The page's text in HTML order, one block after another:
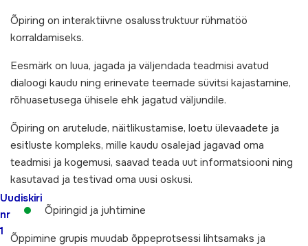
Uudiskiri
nr
1
Õpiring on interaktiivne osalusstruktuur rühmatöö
korraldamiseks.
Eesmärk on luua, jagada ja väljendada teadmisi avatud
dialoogi kaudu ning erinevate teemade süvitsi kajastamine,
rõhuasetusega ühisele ehk jagatud väljundile.
Õpiring on arutelude, näitlikustamise, loetu ülevaadete ja
esitluste kompleks, mille kaudu osalejad jagavad oma
teadmisi ja kogemusi, saavad teada uut informatsiooni ning
kasutavad ja testivad oma uusi oskusi.
Õpiringid ja juhtimine
Õppimine grupis muudab õppeprotsessi lihtsamaks ja